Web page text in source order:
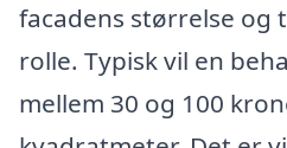
facadens størrelse og
rolle. Typisk vil en
mellem 30 og 100